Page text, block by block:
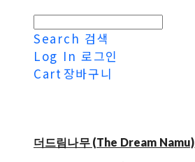
Search 검색
Log In 로그인
Cart 장바구니
더드림나무 (The Dream Namu)